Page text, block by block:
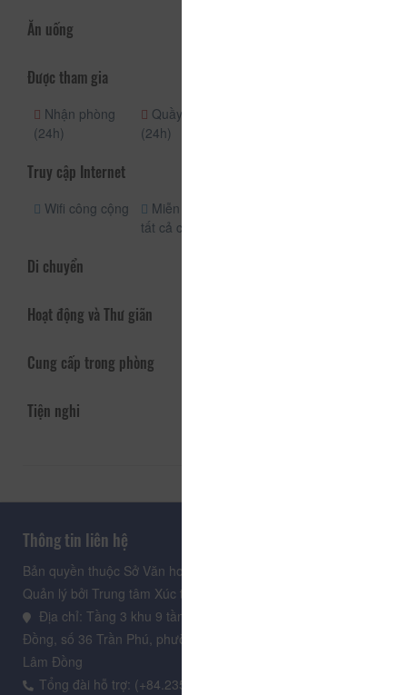
Ăn uống
Được tham gia
Nhận phòng
(24h)
Quầy lễ tân
(24h)
Truy cập Internet
Wifi công cộng
Miễn phí wifi
tất cả các phòng
Di chuyển
Hoạt động và Thư giãn
Cung cấp trong phòng
Tiện nghi
Thông tin liên hệ
Bản quyền thuộc Sở Văn hoá, Thể thao và Du lịch Lâm Đồng.
Quản lý bởi Trung tâm Xúc tiến Du lịch Lâm Đồng
Địa chỉ: Tầng 3 khu 9 tầng, Trung tâm Hành chính tỉnh Lâm
Đồng, số 36 Trần Phú, phường Xuân Hương - Đà Lạt, tỉnh
Lâm Đồng
Tổng đài hỗ trợ: (+84.235) 3.916.961